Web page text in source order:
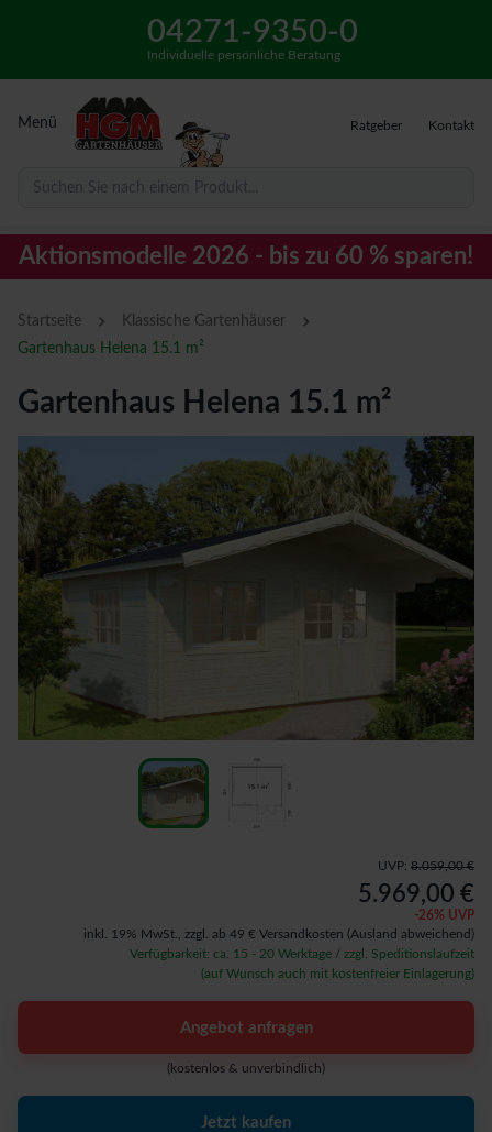
04271-9350-0
Individuelle persönliche Beratung
Menü Ratgeber Kontakt
Suchen Sie nach einem Produkt...
Aktionsmodelle 2026 - bis zu 60 % sparen!
Startseite › Klassische Gartenhäuser ›
Gartenhaus Helena 15.1 m²
Gartenhaus Helena 15.1 m²
UVP: 8.059,00 €
5.969,00 €
-26% UVP
inkl. 19% MwSt., zzgl. ab 49 € Versandkosten (Ausland abweichend)
Verfügbarkeit: ca. 15 - 20 Werktage / zzgl. Speditionslaufzeit
(auf Wunsch auch mit kostenfreier Einlagerung)
Angebot anfragen
(kostenlos & unverbindlich)
Jetzt kaufen